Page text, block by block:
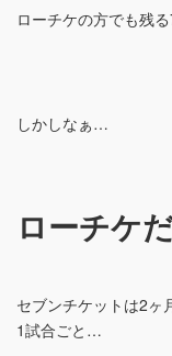
ローチケの方でも残
しかしなぁ…
ローチケ
セブンチケットは2
1試合ごと…